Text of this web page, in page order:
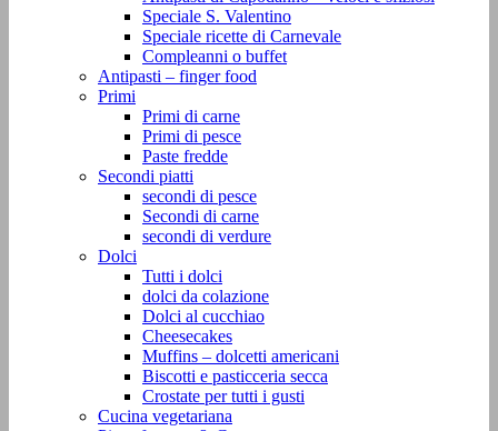
Speciale S. Valentino
Speciale ricette di Carnevale
Compleanni o buffet
Antipasti – finger food
Primi
Primi di carne
Primi di pesce
Paste fredde
Secondi piatti
secondi di pesce
Secondi di carne
secondi di verdure
Dolci
Tutti i dolci
dolci da colazione
Dolci al cucchiao
Cheesecakes
Muffins – dolcetti americani
Biscotti e pasticceria secca
Crostate per tutti i gusti
Cucina vegetariana